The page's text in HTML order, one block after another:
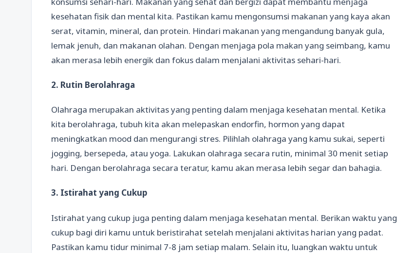
kesehatan fisik dan mental kita. Pastikan kamu mengonsumsi makanan yang kaya akan
serat, vitamin, mineral, dan protein. Hindari makanan yang mengandung banyak gula,
lemak jenuh, dan makanan olahan. Dengan menjaga pola makan yang seimbang, kamu
akan merasa lebih energik dan fokus dalam menjalani aktivitas sehari-hari.
2. Rutin Berolahraga
Olahraga merupakan aktivitas yang penting dalam menjaga kesehatan mental. Ketika
kita berolahraga, tubuh kita akan melepaskan endorfin, hormon yang dapat
meningkatkan mood dan mengurangi stres. Pilihlah olahraga yang kamu sukai, seperti
jogging, bersepeda, atau yoga. Lakukan olahraga secara rutin, minimal 30 menit setiap
hari. Dengan berolahraga secara teratur, kamu akan merasa lebih segar dan bahagia.
3. Istirahat yang Cukup
Istirahat yang cukup juga penting dalam menjaga kesehatan mental. Berikan waktu yang
cukup bagi diri kamu untuk beristirahat setelah menjalani aktivitas harian yang padat.
Pastikan kamu tidur minimal 7-8 jam setiap malam. Selain itu, luangkan waktu untuk